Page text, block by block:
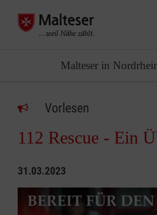
Malteser in
Vorlesen
112 Rescue - Ein
31.03.2023